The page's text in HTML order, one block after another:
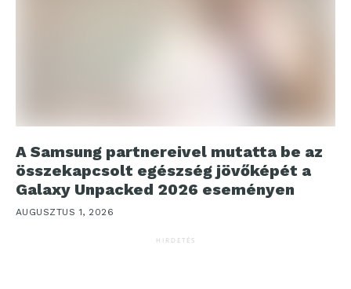
A Samsung partnereivel mutatta be az
összekapcsolt egészség jövőképét a
Galaxy Unpacked 2026 eseményen
AUGUSZTUS 1, 2026
HIRDETÉS